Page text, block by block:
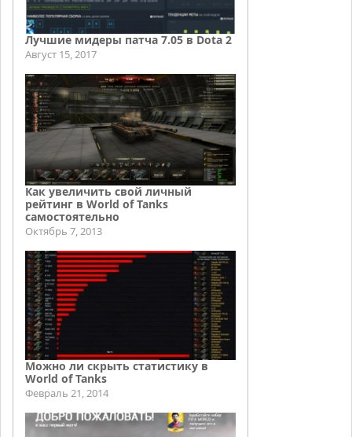
Лучшие мидеры патча 7.05 в Dota 2
Август 15, 2017
Как увеличить свой личный
рейтинг в World of Tanks
самостоятельно
Октябрь 7, 2013
Можно ли скрыть статистику в
World of Tanks
Февраль 21, 2014